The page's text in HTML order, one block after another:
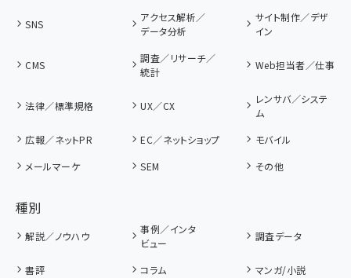
SNS
アクセス解析／
データ分析
サイト制作／デザ
イン
CMS
調査／リサーチ／
統計
Web担当者／仕事
法律／標準規格 UX／CX
レンサバ／システ
ム
広報／ネットPR
EC／ネットショップ
モバイル
メールマーケ
SEM その他
種別
解説／ノウハウ
事例／インタ
ビュー
調査データ
書評 コラム
マンガ/小説